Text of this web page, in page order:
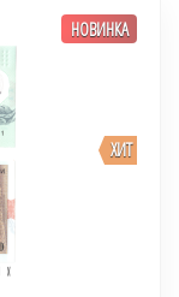
ХИТ
НОВИНКА